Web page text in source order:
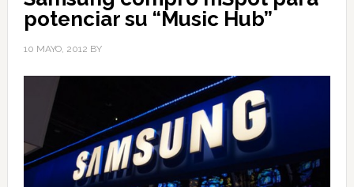
potenciar su “Music Hub”
10 MAYO, 2012 BY